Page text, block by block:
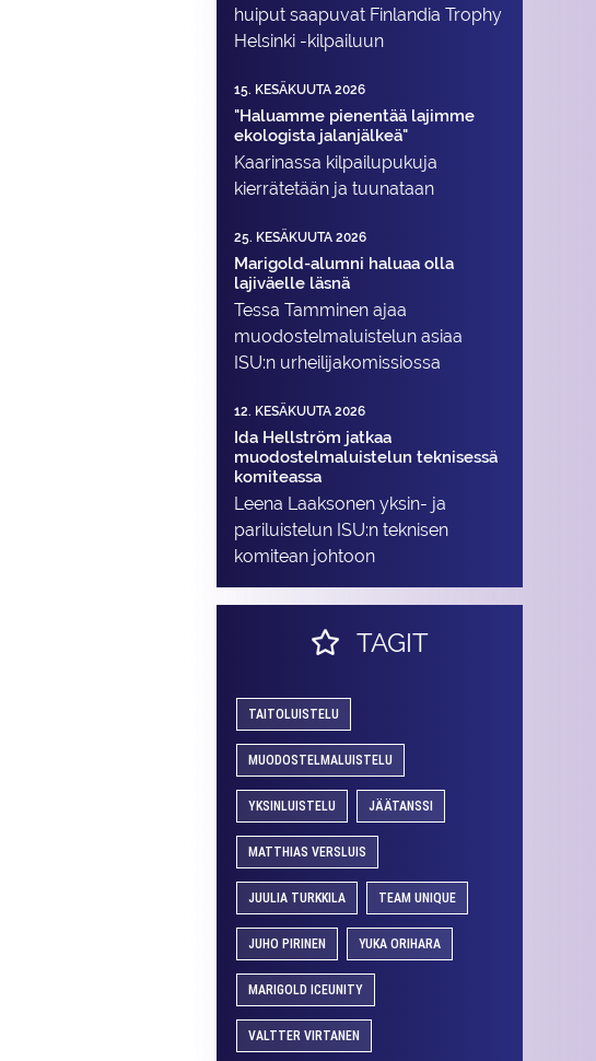
huiput saapuvat Finlandia Trophy
Helsinki -kilpailuun
15. KESÄKUUTA 2026
"Haluamme pienentää lajimme
ekologista jalanjälkeä"
Kaarinassa kilpailupukuja
kierrätetään ja tuunataan
25. KESÄKUUTA 2026
Marigold-alumni haluaa olla
lajiväelle läsnä
Tessa Tamminen ajaa
muodostelma­luistelun asiaa
ISU:n urheilija­komissiossa
12. KESÄKUUTA 2026
Ida Hellström jatkaa
muodostelmaluistelun teknisessä
komiteassa
Leena Laaksonen yksin- ja
pariluistelun ISU:n teknisen
komitean johtoon
TAGIT
TAITOLUISTELU
MUODOSTELMALUISTELU
YKSINLUISTELU JÄÄTANSSI
MATTHIAS VERSLUIS
JUULIA TURKKILA TEAM UNIQUE
JUHO PIRINEN YUKA ORIHARA
MARIGOLD ICEUNITY
VALTTER VIRTANEN